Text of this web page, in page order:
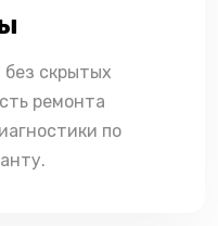
скрытых
ремонта
по